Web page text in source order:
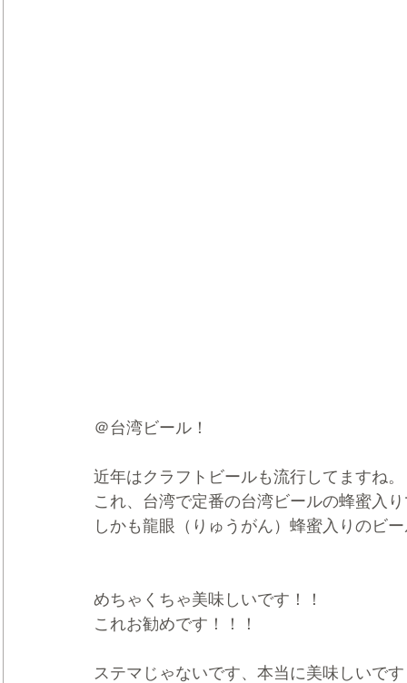
＠台湾ビール！
近年はクラフトビールも流行してますね。
これ、台湾で定番の台湾ビールの蜂蜜入
しかも龍眼（りゅうがん）蜂蜜入りのビ
めちゃくちゃ美味しいです！！
これお勧めです！！！
ステマじゃないです、本当に美味しいで